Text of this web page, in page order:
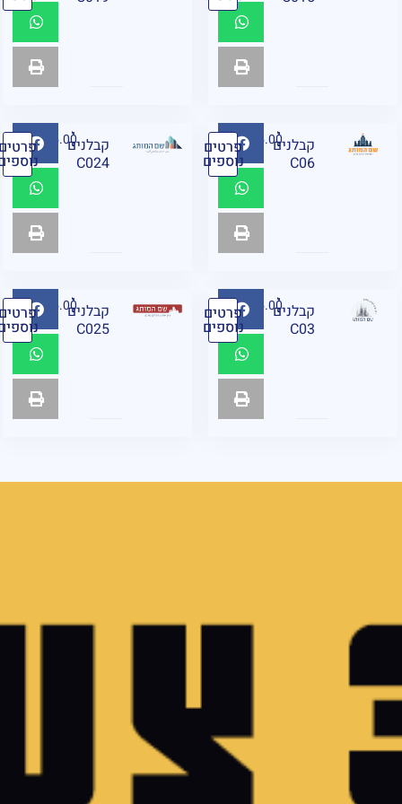
קבלנים
C06
₪ 95.00 פרטים
נוספים
קבלנים
C024
₪ 95.00 פרטים
נוספים
קבלנים
C03
₪ 95.00 פרטים
נוספים
קבלנים
C025
₪ 95.00 פרטים
נוספים